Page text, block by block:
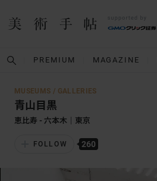
PREMIUM MAGAZINE
MUSEUMS / GALLERIES
青山目黒
恵比寿 - 六本木｜東京
FOLLOW 260